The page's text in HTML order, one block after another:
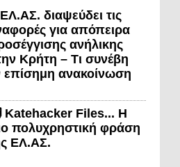
διαψεύδει τις
για απόπειρα
ανήλικης
Κρήτη – Τι συνέβη
ανακοίνωση
Files... Η
πολυχρηστική φράση
ΕΛ.ΑΣ.